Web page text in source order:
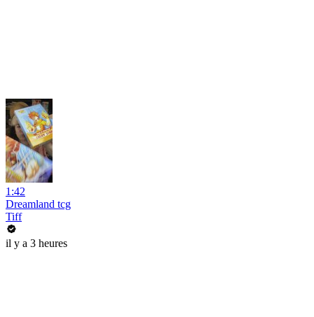
1:42
Dreamland tcg
Tiff
il y a 3 heures